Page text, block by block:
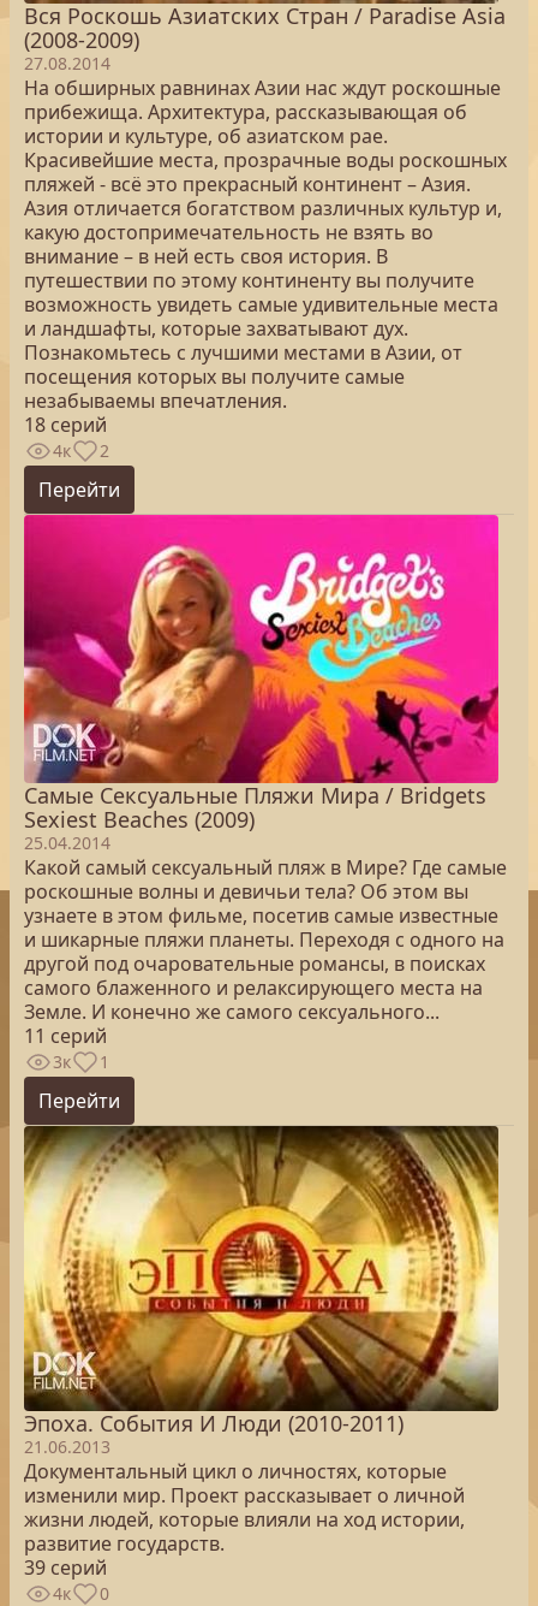
Вся Роскошь Азиатских Стран / Paradise Asia
(2008-2009)
27.08.2014
На обширных равнинах Азии нас ждут роскошные
прибежища. Архитектура, рассказывающая об
истории и культуре, об азиатском рае.
Красивейшие места, прозрачные воды роскошных
пляжей - всё это прекрасный континент – Азия.
Азия отличается богатством различных культур и,
какую достопримечательность не взять во
внимание – в ней есть своя история. В
путешествии по этому континенту вы получите
возможность увидеть самые удивительные места
и ландшафты, которые захватывают дух.
Познакомьтесь с лучшими местами в Азии, от
посещения которых вы получите самые
незабываемы впечатления.
18 серий
4к 2
Перейти
Самые Сексуальные Пляжи Мира / Bridgets
Sexiest Beaches (2009)
25.04.2014
Какой самый сексуальный пляж в Мире? Где самые
роскошные волны и девичьи тела? Об этом вы
узнаете в этом фильме, посетив самые известные
и шикарные пляжи планеты. Переходя с одного на
другой под очаровательные романсы, в поисках
самого блаженного и релаксирующего места на
Земле. И конечно же самого сексуального...
11 серий
3к 1
Перейти
Эпоха. Cобытия И Люди (2010-2011)
21.06.2013
Документальный цикл о личностях, которые
изменили мир. Проект рассказывает о личной
жизни людей, которые влияли на ход истории,
развитие государств.
39 серий
4к 0